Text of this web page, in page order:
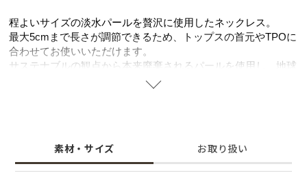
程よいサイズの淡水パールを贅沢に使用したネックレス。
最大5cmまで長さが調節できるため、トップスの首元やTPOに
合わせてお使いいただけます。
サステナブルの観点から本来廃棄されるパールを使用し、地球
環境への配慮はもちろん、他にない唯一無二のネックレスとし
お持ちのネックレスとのレイヤードスタイルも相性抜群。
ラウンドのオーソドックスなパールをお持ちの方の2本目とし
素材・サイズ お取り扱い